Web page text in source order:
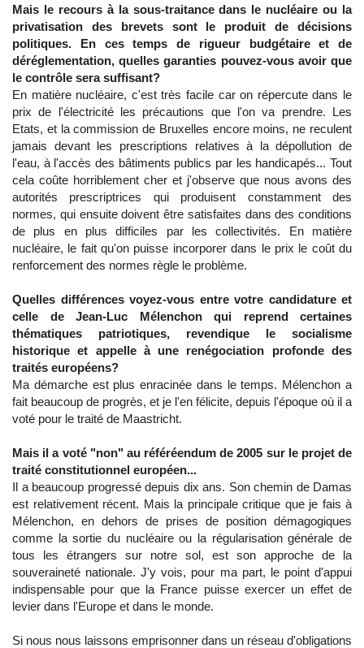
Mais le recours à la sous-traitance dans le nucléaire ou la
privatisation des brevets sont le produit de décisions
politiques. En ces temps de rigueur budgétaire et de
déréglementation, quelles garanties pouvez-vous avoir que
le contrôle sera suffisant?
En matière nucléaire, c'est très facile car on répercute dans le
prix de l'électricité les précautions que l'on va prendre. Les
Etats, et la commission de Bruxelles encore moins, ne reculent
jamais devant les prescriptions relatives à la dépollution de
l'eau, à l'accès des bâtiments publics par les handicapés... Tout
cela coûte horriblement cher et j'observe que nous avons des
autorités prescriptrices qui produisent constamment des
normes, qui ensuite doivent être satisfaites dans des conditions
de plus en plus difficiles par les collectivités. En matière
nucléaire, le fait qu'on puisse incorporer dans le prix le coût du
renforcement des normes règle le problème.
Quelles différences voyez-vous entre votre candidature et
celle de Jean-Luc Mélenchon qui reprend certaines
thématiques patriotiques, revendique le socialisme
historique et appelle à une renégociation profonde des
traités européens?
Ma démarche est plus enracinée dans le temps. Mélenchon a
fait beaucoup de progrès, et je l'en félicite, depuis l'époque où il a
voté pour le traité de Maastricht.
Mais il a voté "non" au référéendum de 2005 sur le projet de
traité constitutionnel européen...
Il a beaucoup progressé depuis dix ans. Son chemin de Damas
est relativement récent. Mais la principale critique que je fais à
Mélenchon, en dehors de prises de position démagogiques
comme la sortie du nucléaire ou la régularisation générale de
tous les étrangers sur notre sol, est son approche de la
souveraineté nationale. J'y vois, pour ma part, le point d'appui
indispensable pour que la France puisse exercer un effet de
levier dans l'Europe et dans le monde.
Si nous nous laissons emprisonner dans un réseau d'obligations